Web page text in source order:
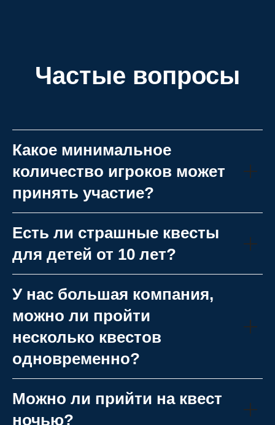
Частые вопросы
Какое минимальное
количество игроков может
принять участие?
Есть ли страшные квесты
для детей от 10 лет?
У нас большая компания,
можно ли пройти
несколько квестов
одновременно?
Можно ли прийти на квест
ночью?